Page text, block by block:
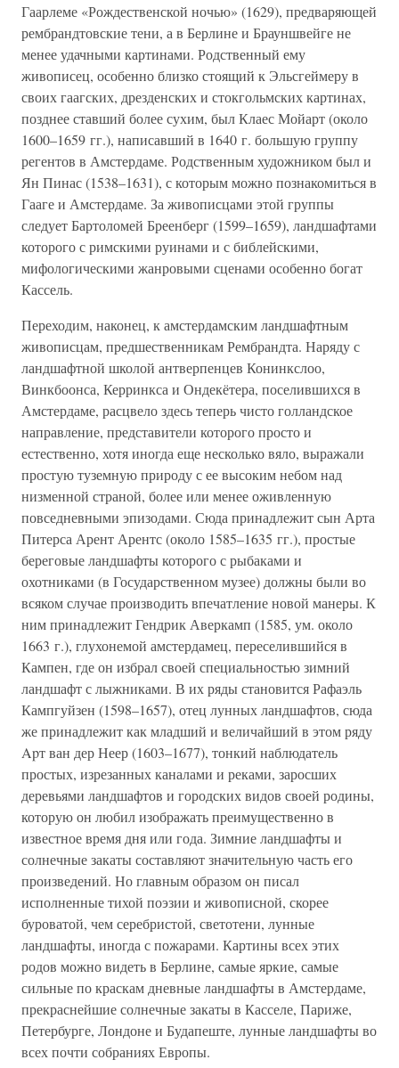
Гаарлеме «Рождественской ночью» (1629), предваряющей
рембрандтовские тени, а в Берлине и Брауншвейге не
менее удачными картинами. Родственный ему
живописец, особенно близко стоящий к Эльсгеймеру в
своих гаагских, дрезденских и стокгольмских картинах,
позднее ставший более сухим, был Клаес Мойарт (около
1600–1659 гг.), написавший в 1640 г. большую группу
регентов в Амстердаме. Родственным художником был и
Ян Пинас (1538–1631), с которым можно познакомиться в
Гааге и Амстердаме. За живописцами этой группы
следует Бартоломей Бреенберг (1599–1659), ландшафтами
которого с римскими руинами и с библейскими,
мифологическими жанровыми сценами особенно богат
Кассель.
Переходим, наконец, к амстердамским ландшафтным
живописцам, предшественникам Рембрандта. Наряду с
ландшафтной школой антверпенцев Конинкслоо,
Винкбоонса, Керринкса и Ондекётера, поселившихся в
Амстердаме, расцвело здесь теперь чисто голландское
направление, представители которого просто и
естественно, хотя иногда еще несколько вяло, выражали
простую туземную природу с ее высоким небом над
низменной страной, более или менее оживленную
повседневными эпизодами. Сюда принадлежит сын Арта
Питерса Арент Арентс (около 1585–1635 гг.), простые
береговые ландшафты которого с рыбаками и
охотниками (в Государственном музее) должны были во
всяком случае производить впечатление новой манеры. К
ним принадлежит Гендрик Аверкамп (1585, ум. около
1663 г.), глухонемой амстердамец, переселившийся в
Кампен, где он избрал своей специальностью зимний
ландшафт с лыжниками. В их ряды становится Рафаэль
Кампгуйзен (1598–1657), отец лунных ландшафтов, сюда
же принадлежит как младший и величайший в этом ряду
Apт ван дер Неер (1603–1677), тонкий наблюдатель
простых, изрезанных каналами и реками, заросших
деревьями ландшафтов и городских видов своей родины,
которую он любил изображать преимущественно в
известное время дня или года. Зимние ландшафты и
солнечные закаты составляют значительную часть его
произведений. Но главным образом он писал
исполненные тихой поэзии и живописной, скорее
буроватой, чем серебристой, светотени, лунные
ландшафты, иногда с пожарами. Картины всех этих
родов можно видеть в Берлине, самые яркие, самые
сильные по краскам дневные ландшафты в Амстердаме,
прекраснейшие солнечные закаты в Касселе, Париже,
Петербурге, Лондоне и Будапеште, лунные ландшафты во
всех почти собраниях Европы.